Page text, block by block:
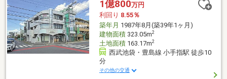
1億800万円
利回り 8.55％
築年月 1987年8月(築39年1ヶ月)
建物面積323.05m2
土地面積163.17m2
西武池袋・豊島線 小手指駅 徒歩10
分
その他の交通